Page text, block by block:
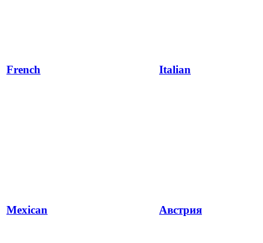
French Italian
Mexican Австрия